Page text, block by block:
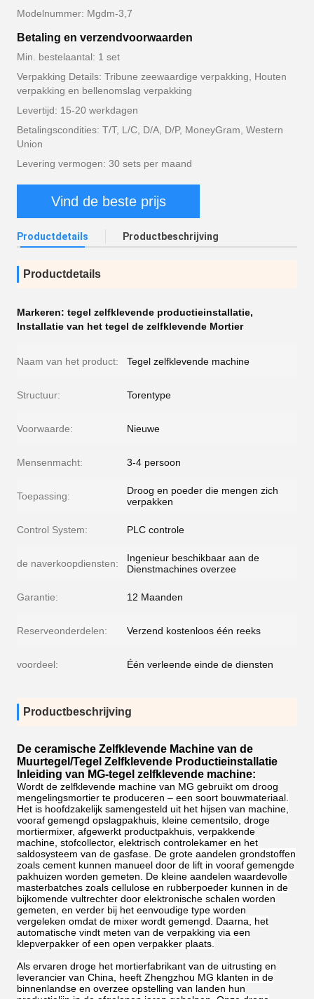
Modelnummer: Mgdm-3,7
Betaling en verzendvoorwaarden
Min. bestelaantal: 1 set
Verpakking Details: Tribune zeewaardige verpakking, Houten
verpakking en bellenomslag verpakking
Levertijd: 15-20 werkdagen
Betalingscondities: T/T, L/C, D/A, D/P, MoneyGram, Western
Union
Levering vermogen: 30 sets per maand
Vind de beste prijs
Productdetails Productbeschrijving
Productdetails
Markeren: tegel zelfklevende productieinstallatie,
Installatie van het tegel de zelfklevende Mortier
Naam van het product: Tegel zelfklevende machine
Structuur: Torentype
Voorwaarde: Nieuwe
Mensenmacht: 3-4 persoon
Toepassing:
Droog en poeder die mengen zich
verpakken
Control System: PLC controle
de naverkoopdiensten:
Ingenieur beschikbaar aan de
Dienstmachines overzee
Garantie: 12 Maanden
Reserveonderdelen: Verzend kostenloos één reeks
voordeel: Één verleende einde de diensten
Productbeschrijving
De ceramische Zelfklevende Machine van de
Muurtegel/Tegel Zelfklevende Productieinstallatie
Inleiding van MG-tegel zelfklevende machine:
Wordt de zelfklevende machine van MG gebruikt om droog
mengelingsmortier te produceren – een soort bouwmateriaal.
Het is hoofdzakelijk samengesteld uit het hijsen van machine,
vooraf gemengd opslagpakhuis, kleine cementsilo, droge
mortiermixer, afgewerkt productpakhuis, verpakkende
machine, stofcollector, elektrisch controlekamer en het
saldosysteem van de gasfase. De grote aandelen grondstoffen
zoals cement kunnen manueel door de lift in vooraf gemengde
pakhuizen worden gemeten. De kleine aandelen waardevolle
masterbatches zoals cellulose en rubberpoeder kunnen in de
bijkomende vultrechter door elektronische schalen worden
gemeten, en verder bij het eenvoudige type worden
vergeleken omdat de mixer wordt gemengd. Daarna, het
automatische vindt meten van de verpakking via een
klepverpakker of een open verpakker plaats.
Als ervaren droge het mortierfabrikant van de uitrusting en
leverancier van China, heeft Zhengzhou MG klanten in de
binnenlandse en overzee opstelling van landen hun